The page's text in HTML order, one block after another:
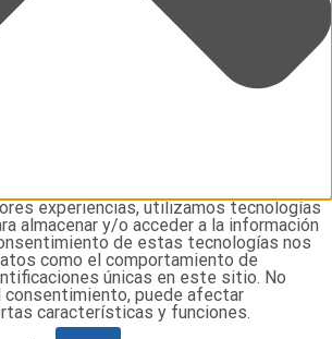
experiencias, utilizamos tecnologías
almacenar y/o acceder a la información
de estas tecnologías nos
como el comportamiento de
únicas en este sitio. No
puede afectar
características y funciones.